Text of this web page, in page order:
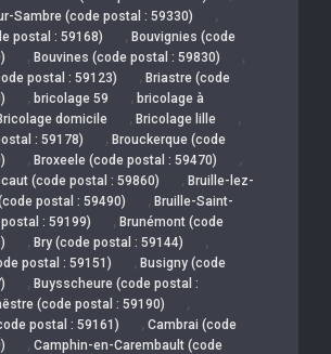
Sambre (code postal : 59330) ,
postal : 59168) , Bouvignies (code
, Bouvines (code postal : 59830) ,
postal : 59123) , Briastre (code
, bricolage 59 , bricolage à
domicile , Bricolage lille ,
: 59178) , Brouckerque (code
, Broxeele (code postal : 59470) ,
(code postal : 59860) , Bruille-lez-
postal : 59490)
, Bruille-Saint-
: 59199)
, Brunémont (code
, Bry (code postal : 59144) ,
postal : 59151) , Busigny (code
, Buysscheure (code postal :
(code postal : 59190) ,
postal : 59161) , Cambrai (code
, Camphin-en-Carembault (code